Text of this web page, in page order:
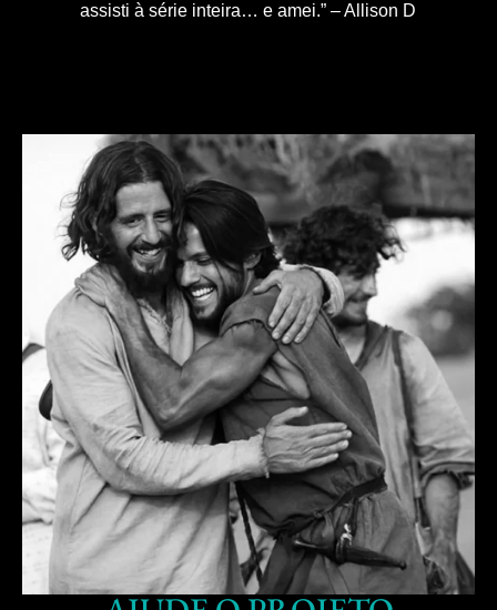
assisti à série inteira… e amei.” – Allison D